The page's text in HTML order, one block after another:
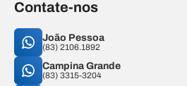
Contate-nos
João Pessoa
(83) 2106.1892
Campina Grande
(83) 3315-3204